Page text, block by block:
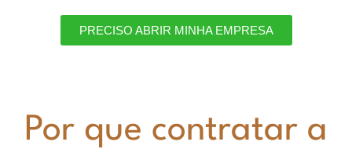
PRECISO ABRIR MINHA EMPRESA
Por que contratar a